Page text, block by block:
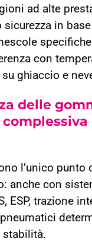
ad alte
sicurezza in
con
ghiaccio e
delle
l’unico punto
anche con
ESP, trazione
stabilità.